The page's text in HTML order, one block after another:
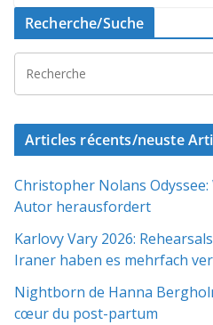
Recherche/Suche
Articles récents/neuste
Christopher Nolans Odyssee:
Autor herausfordert
Karlovy Vary 2026:
Iraner haben es mehrfach
Nightborn de Hanna
cœur du post-partum